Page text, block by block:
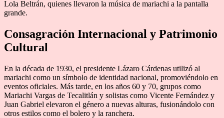
Lola Beltrán, quienes llevaron la música de mariachi a la pantalla
grande.
Consagración Internacional y Patrimonio
Cultural
En la década de 1930, el presidente Lázaro Cárdenas utilizó al
mariachi como un símbolo de identidad nacional, promoviéndolo en
eventos oficiales. Más tarde, en los años 60 y 70, grupos como
Mariachi Vargas de Tecalitlán y solistas como Vicente Fernández y
Juan Gabriel elevaron el género a nuevas alturas, fusionándolo con
otros estilos como el bolero y la ranchera.